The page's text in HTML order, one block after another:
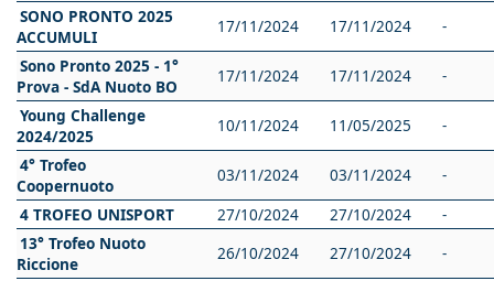
SONO PRONTO 2025
ACCUMULI
17/11/2024 17/11/2024
-
Sono Pronto 2025 - 1°
Prova - SdA Nuoto BO
17/11/2024 17/11/2024
-
Young Challenge
2024/2025
10/11/2024 11/05/2025
-
4° Trofeo
Coopernuoto
03/11/2024 03/11/2024
-
4 TROFEO UNISPORT
27/10/2024 27/10/2024
-
13° Trofeo Nuoto
Riccione
26/10/2024 27/10/2024
-